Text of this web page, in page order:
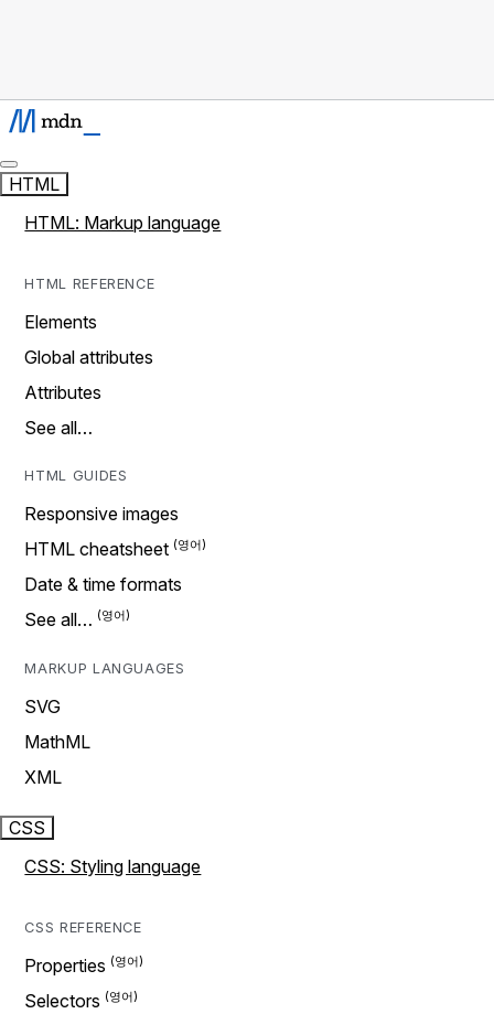
HTML
HTML: Markup language
HTML REFERENCE
Elements
Global attributes
Attributes
See all…
HTML GUIDES
Responsive images
HTML cheatsheet
Date & time formats
See all…
MARKUP LANGUAGES
SVG
MathML
XML
CSS
CSS: Styling language
CSS REFERENCE
Properties
Selectors